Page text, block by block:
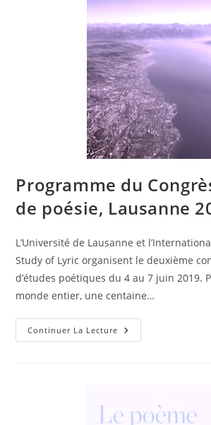
Programme du
de poésie, Lausanne
L’Université de Lausanne et
Study of Lyric organisent le deuxième
d’études poétiques du 4 au 7 juin 2019.
monde entier, une centaine…
Continuer La Lecture